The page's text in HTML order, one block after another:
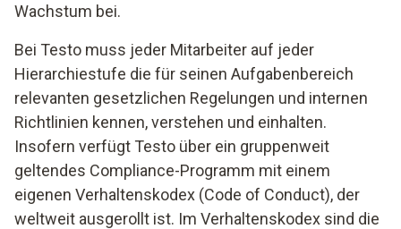
Wachstum bei.
Bei Testo muss jeder Mitarbeiter auf jeder
Hierarchiestufe die für seinen Aufgabenbereich
relevanten gesetzlichen Regelungen und internen
Richtlinien kennen, verstehen und einhalten.
Insofern verfügt Testo über ein gruppenweit
geltendes Compliance-Programm mit einem
eigenen Verhaltenskodex (Code of Conduct), der
weltweit ausgerollt ist. Im Verhaltenskodex sind die